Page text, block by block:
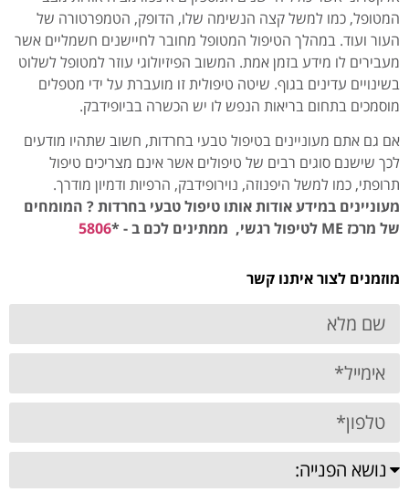
המטופל, כמו למשל קצה הנשימה שלו, הדופק, הטמפרטורה של
העור ועוד. במהלך הטיפול המטופל מחובר לחיישנים חשמליים אשר
מעבירים לו מידע בזמן אמת. המשוב הפיזיולוגי עוזר למטופל לשלוט
בשינויים עדינים בגוף. שיטה טיפולית זו מועברת על ידי מטפלים
מוסמכים בתחום בריאות הנפש לו יש הכשרה בביופידבק.
אם גם אתם מעוניינים בטיפול טבעי בחרדות, חשוב שתהיו מודעים
לכך שישנם סוגים רבים של טיפולים אשר אינם מצריכים טיפול
תרופתי, כמו למשל היפנוזה, נוירופידבק, הרפיות ודמיון מודרך.
מעוניינים במידע אודות אותו טיפול טבעי בחרדות ? המומחים
של מרכז ME לטיפול רגשי, ממתינים לכם ב -*
5806
מוזמנים לצור איתנו קשר